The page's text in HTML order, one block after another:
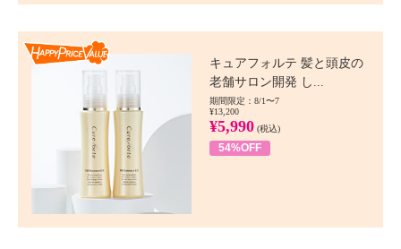
キュアフォルテ 髪と頭皮の
老舗サロン開発 し...
期間限定：8/1〜7
¥13,200
¥5,990 (税込)
54%OFF